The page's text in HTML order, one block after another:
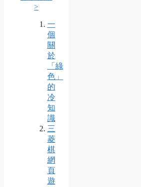
>
一
個
關
於
「綠
色」
的
冷
知
識
三
菱
棋
網
頁
遊